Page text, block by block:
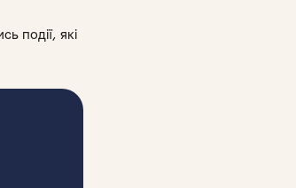
події, які